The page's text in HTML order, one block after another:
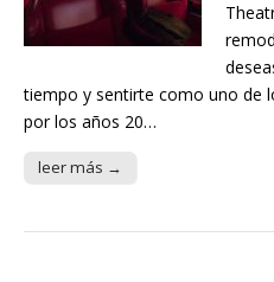
tiempo y sentirte como uno de
por los años 20…
leer más →